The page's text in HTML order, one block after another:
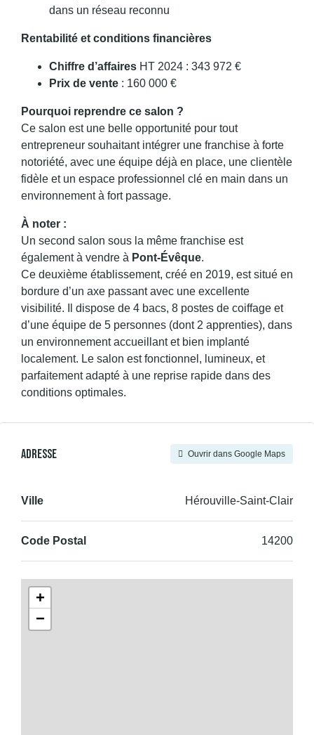
dans un réseau reconnu
Rentabilité et conditions financières
Chiffre d’affaires HT 2024 : 343 972 €
Prix de vente : 160 000 €
Pourquoi reprendre ce salon ?
Ce salon est une belle opportunité pour tout
entrepreneur souhaitant intégrer une franchise à forte
notoriété, avec une équipe déjà en place, une clientèle
fidèle et un espace professionnel clé en main dans un
environnement à fort passage.
À noter :
Un second salon sous la même franchise est
également à vendre à Pont-Évêque.
Ce deuxième établissement, créé en 2019, est situé en
bordure d’un axe passant avec une excellente
visibilité. Il dispose de 4 bacs, 8 postes de coiffage et
d’une équipe de 5 personnes (dont 2 apprenties), dans
un environnement accueillant et bien implanté
localement. Le salon est fonctionnel, lumineux, et
parfaitement adapté à une reprise rapide dans des
conditions optimales.
Adresse Ouvrir dans Google Maps
Ville Hérouville-Saint-Clair
Code Postal 14200
+
−